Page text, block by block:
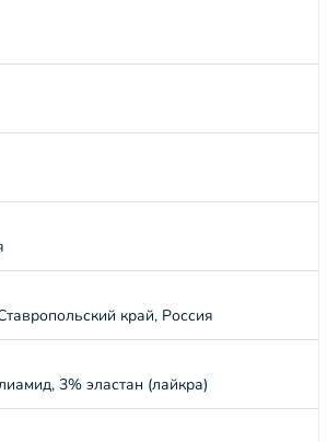
край, Россия
3% эластан (лайкра)